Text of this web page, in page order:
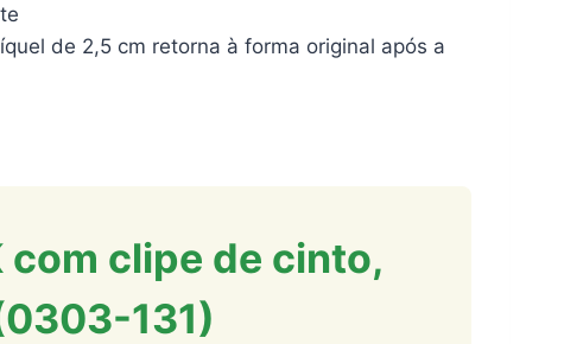
de 2,5 cm retorna à forma original após a
com clipe de cinto,
131)